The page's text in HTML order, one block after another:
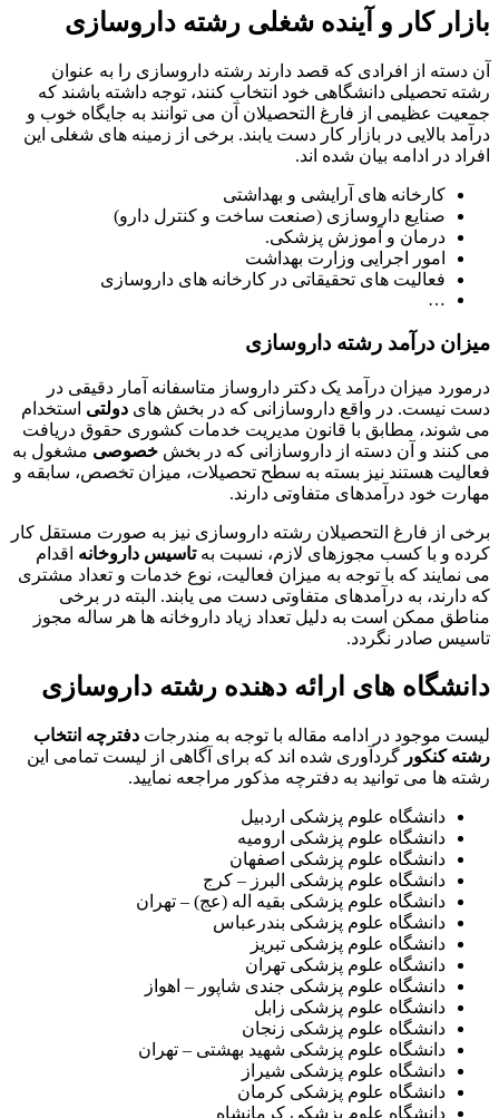
بازار کار و آینده شغلی رشته داروسازی
آن دسته از افرادی که قصد دارند رشته داروسازی را به عنوان
رشته تحصیلی دانشگاهی خود انتخاب کنند، توجه داشته باشند که
جمعیت عظیمی از فارغ التحصیلان آن می توانند به جایگاه خوب و
درآمد بالایی در بازار کار دست یابند. برخی از زمینه های شغلی این
افراد در ادامه بیان شده اند.
کارخانه های آرایشی و بهداشتی
صنایع داروسازی (صنعت ساخت و کنترل دارو)
درمان و آموزش پزشکی.
امور اجرایی وزارت بهداشت
فعالیت های تحقیقاتی در کارخانه های داروسازی
…
میزان درآمد رشته داروسازی
درمورد میزان درآمد یک دکتر داروساز متاسفانه آمار دقیقی در
دست نیست. در واقع داروسازانی که در بخش های دولتی استخدام
می شوند، مطابق با قانون مدیریت خدمات کشوری حقوق دریافت
می کنند و آن دسته از داروسازانی که در بخش خصوصی مشغول به
فعالیت هستند نیز بسته به سطح تحصیلات، میزان تخصص، سابقه و
مهارت خود درآمدهای متفاوتی دارند.
برخی از فارغ التحصیلان رشته داروسازی نیز به صورت مستقل کار
کرده و با کسب مجوزهای لازم، نسبت بهتاسیس داروخانه اقدام
می نمایند که با توجه به میزان فعالیت، نوع خدمات و تعداد مشتری
که دارند، به درآمدهای متفاوتی دست می یابند. البته در برخی
مناطق ممکن است به دلیل تعداد زیاد داروخانه ها هر ساله مجوز
تاسیس صادر نگردد.
دانشگاه های ارائه دهنده رشته داروسازی
لیست موجود در ادامه مقاله با توجه به مندرجات دفترچه انتخاب
رشته کنکور گردآوری شده اند که برای آگاهی از لیست تمامی این
رشته ها می توانید به دفترچه مذکور مراجعه نمایید.
دانشگاه علوم پزشکی اردبیل
دانشگاه علوم پزشکی ارومیه
دانشگاه علوم پزشکی اصفهان
دانشگاه علوم پزشکی البرز – کرج
دانشگاه علوم پزشکی بقیه اله (عج) – تهران
دانشگاه علوم پزشکی بندرعباس
دانشگاه علوم پزشکی تبریز
دانشگاه علوم پزشکی تهران
دانشگاه علوم پزشکی جندی شاپور – اهواز
دانشگاه علوم پزشکی زابل
دانشگاه علوم پزشکی زنجان
دانشگاه علوم پزشکی شهید بهشتی – تهران
دانشگاه علوم پزشکی شیراز
دانشگاه علوم پزشکی کرمان
دانشگاه علوم پزشکی کرمانشاه